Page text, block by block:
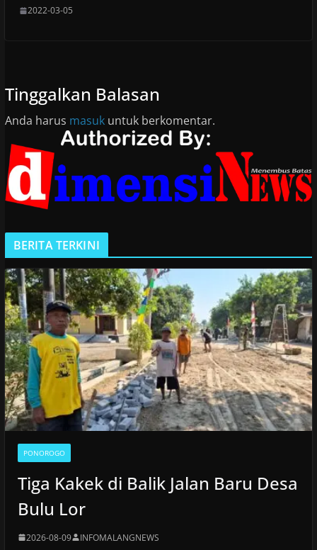
2022-03-05
Tinggalkan Balasan
Anda harus masukuntuk berkomentar.
BERITA TERKINI
PONOROGO
Tiga Kakek di Balik Jalan Baru Desa
Bulu Lor
2026-08-09 INFOMALANGNEWS